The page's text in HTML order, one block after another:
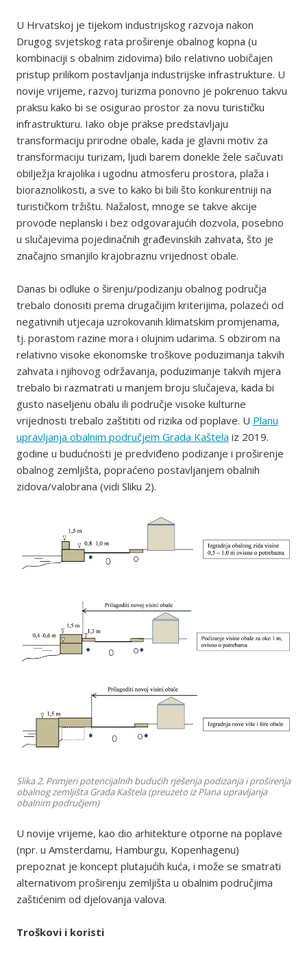
U Hrvatskoj je tijekom industrijskog razvoja nakon
Drugog svjetskog rata proširenje obalnog kopna (u
kombinaciji s obalnim zidovima) bilo relativno uobičajen
pristup prilikom postavljanja industrijske infrastrukture. U
novije vrijeme, razvoj turizma ponovno je pokrenuo takvu
praksu kako bi se osigurao prostor za novu turističku
infrastrukturu. Iako obje prakse predstavljaju
transformaciju prirodne obale, kada je glavni motiv za
transformaciju turizam, ljudi barem donekle žele sačuvati
obilježja krajolika i ugodnu atmosferu prostora, plaža i
bioraznolikosti, a sve to kako bi bili što konkurentniji na
turističkom tržištu. Nažalost, mnoge se takve akcije
provode neplanski i bez odgovarajućih dozvola, posebno
u slučajevima pojedinačnih građevinskih zahvata, što je
značajno smanjilo krajobraznu vrijednost obale.
Danas bi odluke o širenju/podizanju obalnog područja
trebalo donositi prema drugačijim kriterijima, polazeći od
negativnih utjecaja uzrokovanih klimatskim promjenama,
tj. porastom razine mora i olujnim udarima. S obzirom na
relativno visoke ekonomske troškove poduzimanja takvih
zahvata i njihovog održavanja, poduzimanje takvih mjera
trebalo bi razmatrati u manjem broju slučajeva, kada bi
gusto naseljenu obalu ili područje visoke kulturne
vrijednosti trebalo zaštititi od rizika od poplave. U Planu
upravljanja obalnim područjem Grada Kaštela iz 2019.
godine u budućnosti je predviđeno podizanje i proširenje
obalnog zemljišta, popraćeno postavljanjem obalnih
zidova/valobrana (vidi Sliku 2).
Slika 2. Primjeri potencijalnih budućih rješenja podizanja i proširenja
obalnog zemljišta Grada Kaštela (preuzeto iz Plana upravljanja
obalnim područjem)
U novije vrijeme, kao dio arhitekture otporne na poplave
(npr. u Amsterdamu, Hamburgu, Kopenhagenu)
prepoznat je koncept plutajućih kuća, i može se smatrati
alternativom proširenju zemljišta u obalnim područjima
zaštićenim od djelovanja valova.
Troškovi i koristi